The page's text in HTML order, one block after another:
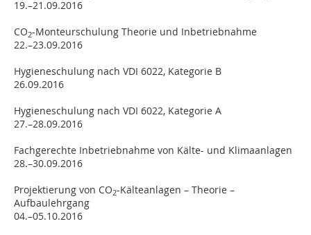
19.–21.09.2016
CO2-Monteurschulung Theorie und Inbetriebnahme
22.–23.09.2016
Hygieneschulung nach VDI 6022, Kategorie B
26.09.2016
Hygieneschulung nach VDI 6022, Kategorie A
27.–28.09.2016
Fachgerechte Inbetriebnahme von Kälte- und Klimaanlagen
28.–30.09.2016
Projektierung von CO2-Kälteanlagen – Theorie –
Aufbaulehrgang
04.–05.10.2016